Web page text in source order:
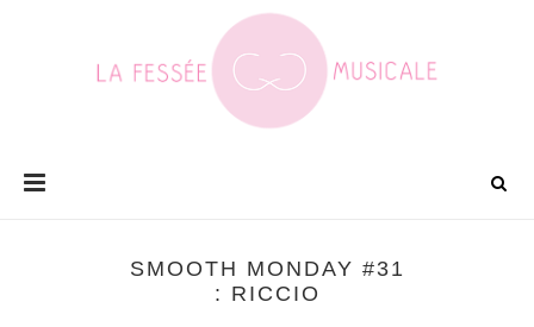
SMOOTH MONDAY #31
: RICCIO